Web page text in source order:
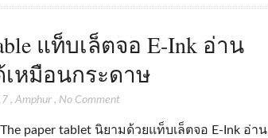
แท็บเล็ตจอ E-Ink อ่าน
เหมือนกระดาษ
, Amphur, No Comment
paper tablet นิยามด้วยแท็บเล็ตจอ E-Ink อ่าน